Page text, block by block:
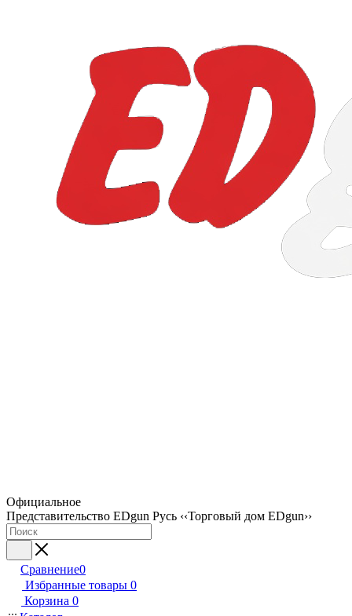
Официальное
Представительство EDgun Русь ‹‹Торговый дом EDgun››
Сравнение0
Избранные товары 0
Корзина 0